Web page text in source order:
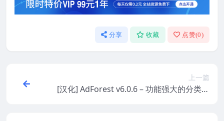
分享 收藏 点赞(0)
上一篇
[汉化] AdForest v6.0.6 – 功能强大的分类广